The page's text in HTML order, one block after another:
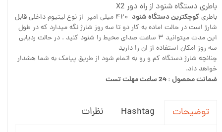
باطری دستگاه شنود از راه دور X2
باطریکوچکترین دستگاه شنود
۴۲۰ میلی امپر از نوع لیتیوم داخلی قابل
شارژ است در حالت اماده به کار دو تا سه روز شارژ نگه میدارد که در طول
این مدت میتوانید ۳ ساعت صدای محیط را شنود کنید . در حالت ردیابی
سه روز امکان استفاده از ان را دارید
چنانچه شارژ دستگاه کم و رو به اتمام شود از طریق پیامک به شما هشدار
خواهد داد.
ضمانت محصول : 24 ساعت مهلت تست
توضیحات Hashtag نظرات